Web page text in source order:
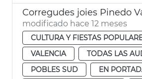
Corregudes joies Pinedo
modificado hace 12 meses
CULTURA Y FIESTAS
VALENCIA
TODAS LAS
POBLES SUD
EN